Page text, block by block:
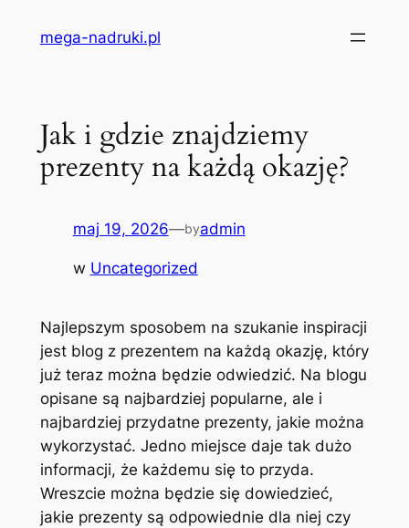
mega-nadruki.pl
Jak i gdzie znajdziemy
prezenty na każdą okazję?
maj 19, 2026—byadmin
w Uncategorized
Najlepszym sposobem na szukanie inspiracji
jest blog z prezentem na każdą okazję, który
już teraz można będzie odwiedzić. Na blogu
opisane są najbardziej popularne, ale i
najbardziej przydatne prezenty, jakie można
wykorzystać. Jedno miejsce daje tak dużo
informacji, że każdemu się to przyda.
Wreszcie można będzie się dowiedzieć,
jakie prezenty są odpowiednie dla niej czy